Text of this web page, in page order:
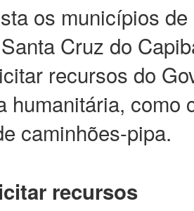
os municípios
Cruz do
recursos do
humanitária, como
caminhões-pipa.
recursos